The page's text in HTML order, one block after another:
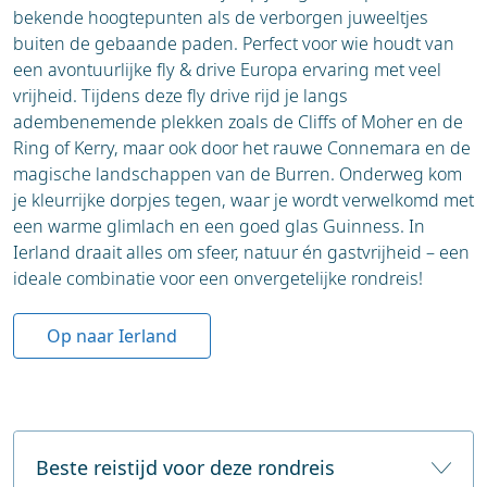
Spelen
Mani-schiereiland: Ruige bergen en
torendorpen
Pylos: Vestingstad en ongerepte stranden
Kalamata: Authentiek Grieks leven en mooie
stranden
Dag 4: Nafplio – Sparta – Mystras
Rijd naar Sparta en de Byzantijnse ruïnestad
Mystras.
Highlight: Dwaal door de eeuwenoude kerken en
ruïnes op de bergflank.
Dag 5: Sparta – Kalamata – Mani-schiereiland
Rijd langs Kalamata naar het ongerepte Mani-
schiereiland.
stranden.
een avontuurlijke fly & drive Europa ervaring met veel
vrijheid. Tijdens deze fly drive rijd je langs
adembenemende plekken zoals de Cliffs of Moher en de
Ring of Kerry, maar ook door het rauwe Connemara en de
magische landschappen van de Burren. Onderweg kom
je kleurrijke dorpjes tegen, waar je wordt verwelkomd met
een warme glimlach en een goed glas Guinness. In
Ierland draait alles om sfeer, natuur én gastvrijheid – een
ideale combinatie voor een onvergetelijke rondreis!
Op naar Ierland
De beste periode voor een fly drive vakantie Ierland